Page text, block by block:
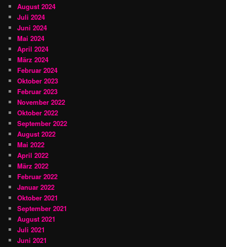
August 2024
Juli 2024
Juni 2024
Mai 2024
April 2024
März 2024
Februar 2024
Oktober 2023
Februar 2023
November 2022
Oktober 2022
September 2022
August 2022
Mai 2022
April 2022
März 2022
Februar 2022
Januar 2022
Oktober 2021
September 2021
August 2021
Juli 2021
Juni 2021